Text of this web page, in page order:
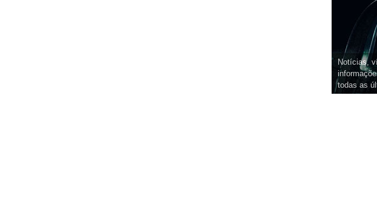
Notícias,
todas as